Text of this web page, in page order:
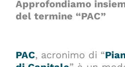
Approfondiamo
del termine “PAC”
PAC, acronimo di “